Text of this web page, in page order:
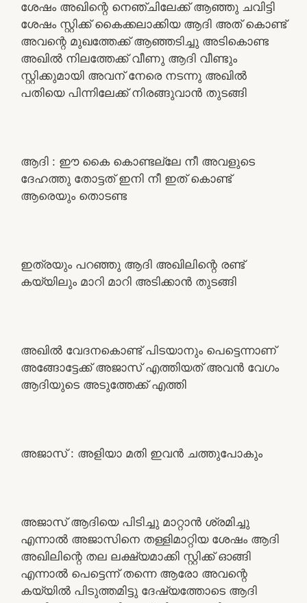
ശേഷം അഖിന്റെ നെഞ്ചിലേക്ക് ആഞ്ഞു ചവിട്ടി
ശേഷം സ്റ്റിക്ക് കൈക്കലാക്കിയ ആദി അത് കൊണ്ട്
അവന്റെ മുഖത്തേക്ക് ആഞ്ഞടിച്ചു അടികൊണ്ട
അഖിൽ നിലത്തേക്ക് വീണു ആദി വീണ്ടും
സ്റ്റിക്കുമായി അവന് നേരെ നടന്നു അഖിൽ
പതിയെ പിന്നിലേക്ക് നിരങ്ങുവാൻ തുടങ്ങി
ആദി : ഈ കൈ കൊണ്ടല്ലേ നീ അവളുടെ
ദേഹത്തു തോട്ടത് ഇനി നീ ഇത് കൊണ്ട്
ആരെയും തൊടണ്ട
ഇത്രയും പറഞ്ഞു ആദി അഖിലിന്റെ രണ്ട്
കയ്യിലും മാറി മാറി അടിക്കാൻ തുടങ്ങി
അഖിൽ വേദനകൊണ്ട് പിടയാനും പെട്ടെന്നാണ്
അങ്ങോട്ടേക്ക് അജാസ് എത്തിയത് അവൻ വേഗം
ആദിയുടെ അടുത്തേക്ക് എത്തി
അജാസ് : അളിയാ മതി ഇവൻ ചത്തുപോകും
അജാസ് ആദിയെ പിടിച്ചു മാറ്റാൻ ശ്രമിച്ചു
എന്നാൽ അജാസിനെ തള്ളിമാറ്റിയ ശേഷം ആദി
അഖിലിന്റെ തല ലക്ഷ്യമാക്കി സ്റ്റിക്ക് ഓങ്ങി
എന്നാൽ പെട്ടെന്ന് തന്നെ ആരോ അവന്റെ
കയ്യിൽ പിടുത്തമിട്ടു ദേഷ്യത്തോടെ ആദി